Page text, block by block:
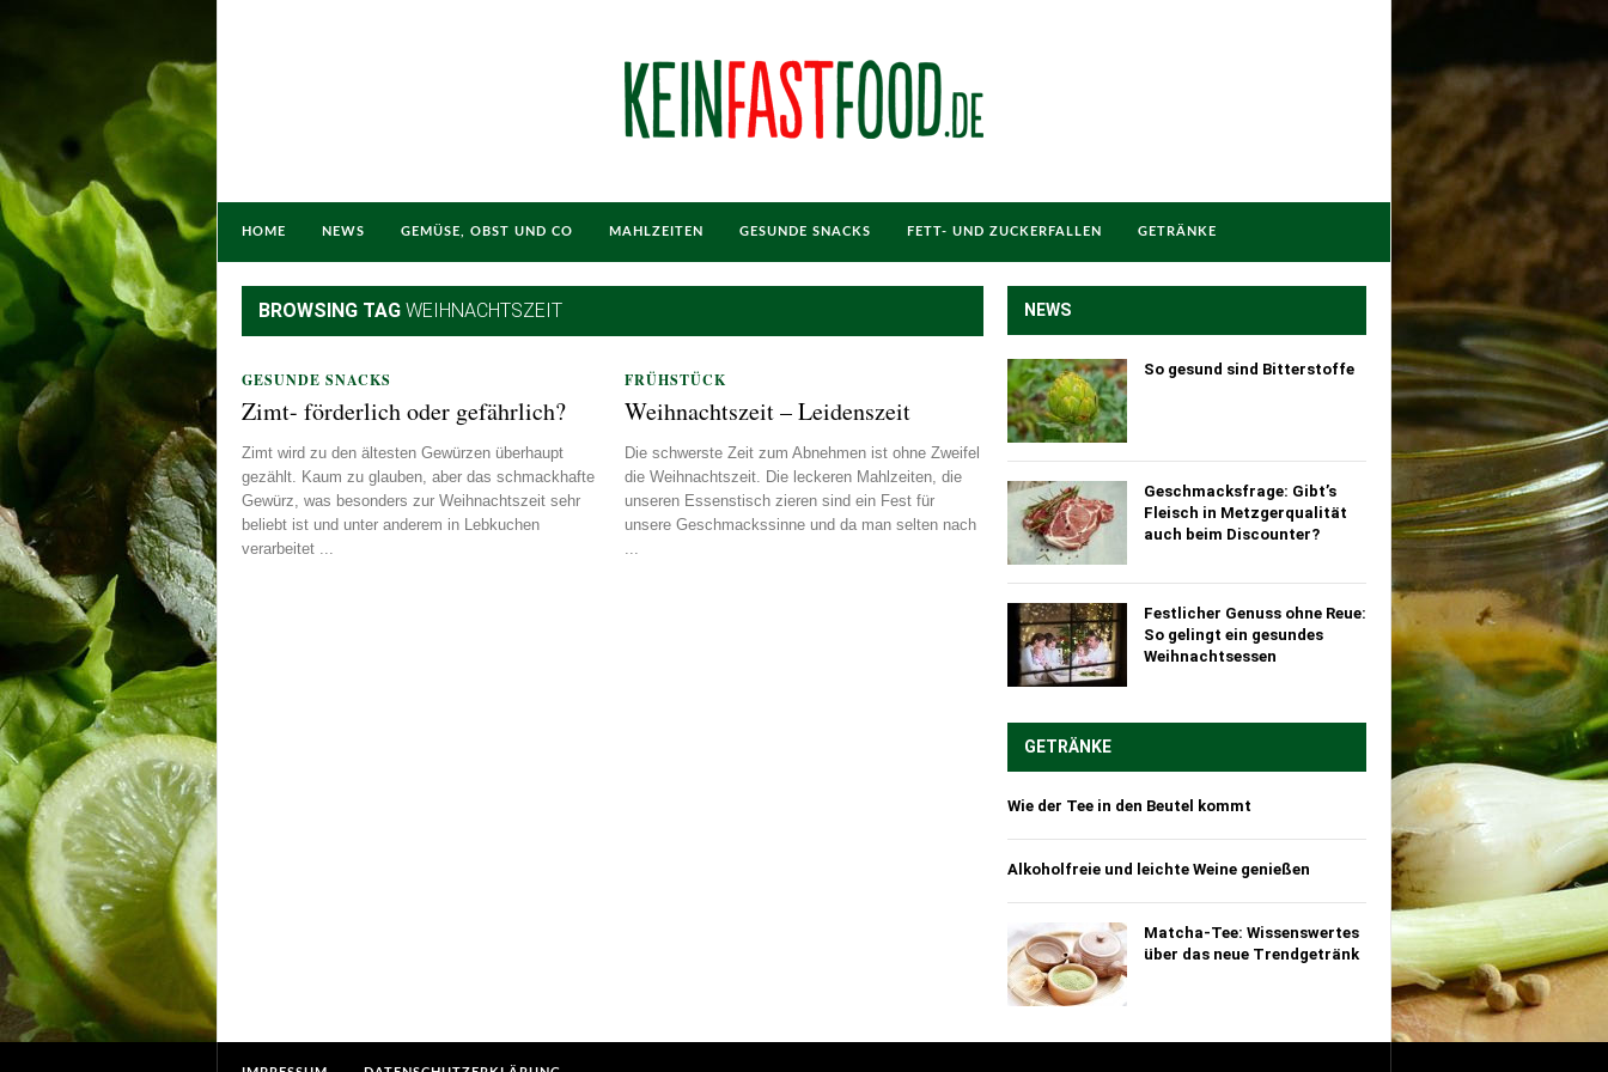
HOME NEWS GEMÜSE, OBST UND CO MAHLZEITEN GESUNDE SNACKS FETT- UND ZUCKERFALLEN GETRÄNKE
BROWSING TAG WEIHNACHTSZEIT
GESUNDE SNACKS
Zimt- förderlich oder gefährlich?
Zimt wird zu den ältesten Gewürzen überhaupt
gezählt. Kaum zu glauben, aber das schmackhafte
Gewürz, was besonders zur Weihnachtszeit sehr
beliebt ist und unter anderem in Lebkuchen
verarbeitet ...
FRÜHSTÜCK
Weihnachtszeit – Leidenszeit
Die schwerste Zeit zum Abnehmen ist ohne Zweifel
die Weihnachtszeit. Die leckeren Mahlzeiten, die
unseren Essenstisch zieren sind ein Fest für
unsere Geschmackssinne und da man selten nach
...
NEWS
So gesund sind Bitterstoffe
Geschmacksfrage: Gibt’s
Fleisch in Metzgerqualität
auch beim Discounter?
Festlicher Genuss ohne Reue:
So gelingt ein gesundes
Weihnachtsessen
GETRÄNKE
Wie der Tee in den Beutel kommt
Alkoholfreie und leichte Weine genießen
Matcha-Tee: Wissenswertes
über das neue Trendgetränk